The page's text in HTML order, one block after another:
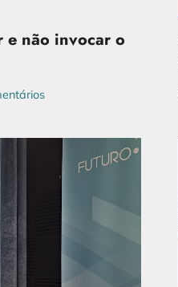
e não invocar o